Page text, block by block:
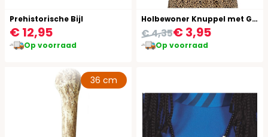
Prehistorische Bijl
€ 12,95
Op voorraad
Holbewoner Knuppel met Geluid
€ 3,95
€ 4,35
Op voorraad
36 cm